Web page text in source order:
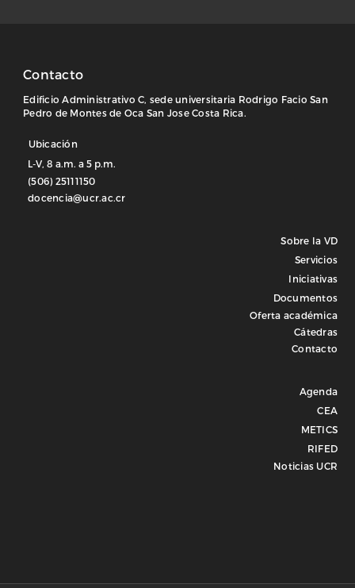
Contacto
Edificio Administrativo C, sede universitaria Rodrigo Facio San
Pedro de Montes de Oca San Jose Costa Rica.
Ubicación
L-V, 8 a.m. a 5 p.m.
(506) 25111150
docencia@ucr.ac.cr
Sobre la VD
Servicios
Iniciativas
Documentos
Oferta académica
Cátedras
Contacto
Agenda
CEA
METICS
RIFED
Noticias UCR